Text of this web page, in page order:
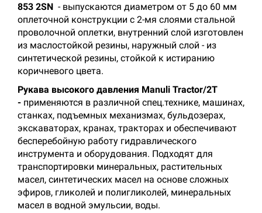
853 2SN - выпускаются диаметром от 5 до 60 мм
оплеточной конструкции с 2-мя слоями стальной
проволочной оплетки, внутренний слой изготовлен
из маслостойкой резины, наружный слой - из
синтетической резины, стойкой к истиранию
коричневого цвета.
Рукава высокого давления Manuli Tractor/2T
- применяются в различной спец.технике, машинах,
станках, подъемных механизмах, бульдозерах,
экскаваторах, кранах, тракторах и обеспечивают
бесперебойную работу гидравлического
инструмента и оборудования. Подходят для
транспортировки минеральных, растительных
масел, синтетических масел на основе сложных
эфиров, гликолей и полигликолей, минеральных
масел в водной эмульсии, воды.